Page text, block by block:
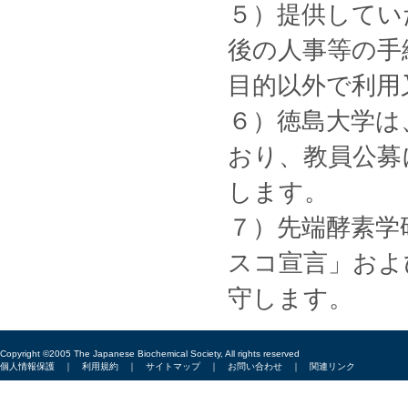
５）提供して
後の人事等の
目的以外で利
６）徳島大学
おり、教員公
します。
７）先端酵素
スコ宣言」お
守します。
Copyright ©2005 The Japanese Biochemical Society, All rights reserved
個人情報保護 ｜ 利用規約 ｜ サイトマップ｜ お問い合わせ ｜ 関連リンク